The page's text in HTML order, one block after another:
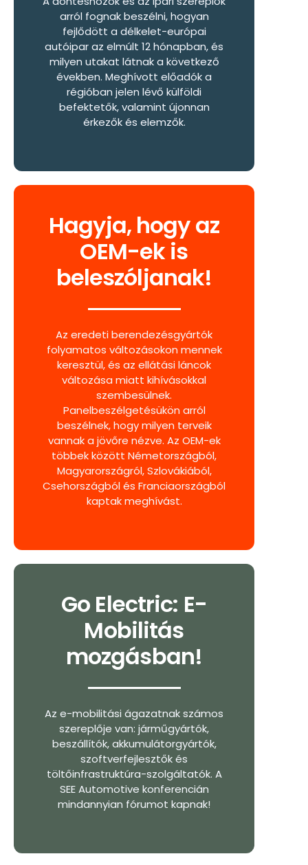
arról fognak beszélni, hogyan
fejlődött a délkelet-európai
autóipar az elmúlt 12 hónapban, és
milyen utakat látnak a következő
években. Meghívott előadók a
régióban jelen lévő külföldi
befektetők, valamint újonnan
érkezők és elemzők.
Hagyja, hogy az
OEM-ek is
beleszóljanak!
Az eredeti berendezésgyártók
folyamatos változásokon mennek
keresztül, és az ellátási láncok
változása miatt kihívásokkal
szembesülnek.
Panelbeszélgetésükön arról
beszélnek, hogy milyen terveik
vannak a jövőre nézve. Az OEM-ek
többek között Németországból,
Magyarországról, Szlovákiából,
Csehországból és Franciaországból
kaptak meghívást.
Go Electric: E-
Mobilitás
mozgásban!
Az e-mobilitási ágazatnak számos
szereplője van: járműgyártók,
beszállítók, akkumulátorgyártók,
szoftverfejlesztők és
töltőinfrastruktúra-szolgáltatók. A
SEE Automotive konferencián
mindannyian fórumot kapnak!